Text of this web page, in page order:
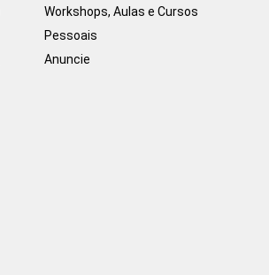
Workshops, Aulas e Cursos
Pessoais
Anuncie